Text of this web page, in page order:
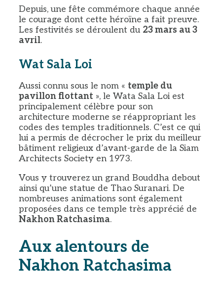
Depuis, une fête commémore chaque année
le courage dont cette héroïne a fait preuve.
Les festivités se déroulent du 23 mars au 3
avril.
Wat Sala Loi
Aussi connu sous le nom « temple du
pavillon flottant », le Wata Sala Loi est
principalement célèbre pour son
architecture moderne se réappropriant les
codes des temples traditionnels. C’est ce qui
lui a permis de décrocher le prix du meilleur
bâtiment religieux d’avant-garde de la Siam
Architects Society en 1973.
Vous y trouverez un grand Bouddha debout
ainsi qu’une statue de Thao Suranari. De
nombreuses animations sont également
proposées dans ce temple très apprécié de
Nakhon Ratchasima.
Aux alentours de
Nakhon Ratchasima